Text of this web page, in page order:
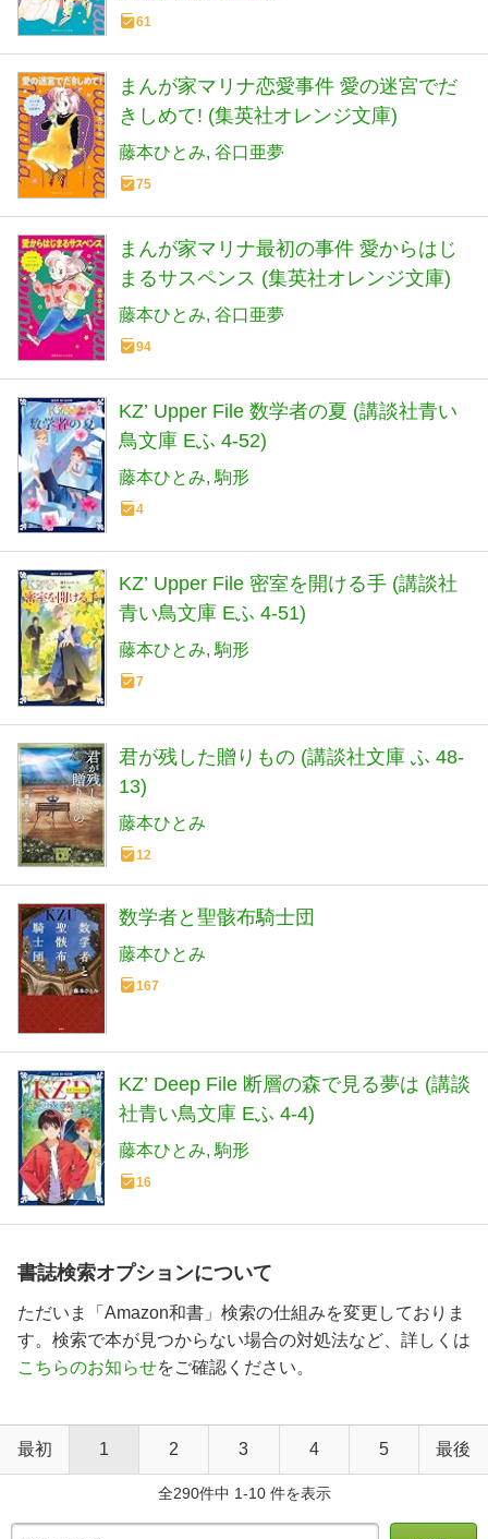
61
まんが家マリナ恋愛事件 愛の迷宮でだ
きしめて! (集英社オレンジ文庫)
藤本ひとみ 谷口亜夢
75
まんが家マリナ最初の事件 愛からはじ
まるサスペンス (集英社オレンジ文庫)
藤本ひとみ 谷口亜夢
94
KZ’ Upper File 数学者の夏 (講談社青い
鳥文庫 Eふ 4-52)
藤本ひとみ 駒形
4
KZ’ Upper File 密室を開ける手 (講談社
青い鳥文庫 Eふ 4-51)
藤本ひとみ 駒形
7
君が残した贈りもの (講談社文庫 ふ 48-
13)
藤本ひとみ
12
数学者と聖骸布騎士団
藤本ひとみ
167
KZ’ Deep File 断層の森で見る夢は (講談
社青い鳥文庫 Eふ 4-4)
藤本ひとみ 駒形
16
書誌検索オプションについて
ただいま「Amazon和書」検索の仕組みを変更しておりま
す。検索で本が見つからない場合の対処法など、詳しくは
こちらのお知らせをご確認ください。
最初 1 2 3 4 5 最後
全290件中 1-10 件を表示